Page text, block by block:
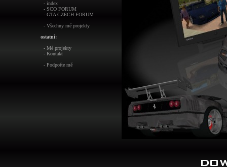
- index
- SCO FORUM
- GTA CZECH FORUM
- Všechny mé projekty
ostatní:
- Mé projekty
- Kontakt
- Podpořte mě